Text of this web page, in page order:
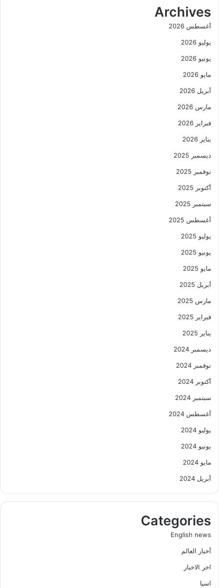
Archives
أغسطس 2026
يوليو 2026
يونيو 2026
مايو 2026
أبريل 2026
مارس 2026
فبراير 2026
يناير 2026
ديسمبر 2025
نوفمبر 2025
أكتوبر 2025
سبتمبر 2025
أغسطس 2025
يوليو 2025
يونيو 2025
مايو 2025
أبريل 2025
مارس 2025
فبراير 2025
يناير 2025
ديسمبر 2024
نوفمبر 2024
أكتوبر 2024
سبتمبر 2024
أغسطس 2024
يوليو 2024
يونيو 2024
مايو 2024
أبريل 2024
Categories
English news
أخبار العالم
اخر الاخبار
اسيا